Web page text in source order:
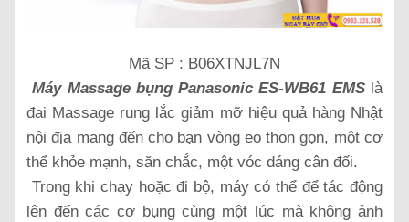
Mã SP : B06XTNJL7N
Máy Massage bụng Panasonic ES-WB61 EMSlà
đai Massage rung lắc giảm mỡ hiệu quả hàng Nhật
nội địa mang đến cho bạn vòng eo thon gọn, một cơ
thể khỏe mạnh, săn chắc, một vóc dáng cân đối.
Trong khi chạy hoặc đi bộ, máy có thể để tác động
lên đến các cơ bụng cùng một lúc mà không ảnh